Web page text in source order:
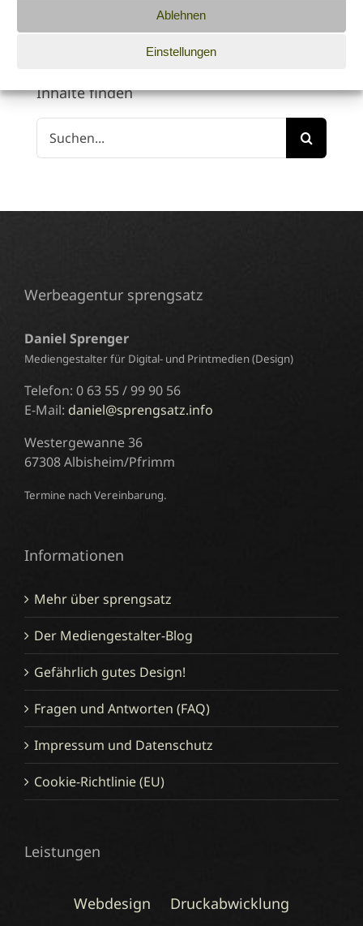
Ablehnen
Einstellungen
Inhalte finden
Suche
nach:
Werbeagentur sprengsatz
Daniel Sprenger
Mediengestalter für Digital- und Printmedien (Design)
Telefon: 0 63 55 / 99 90 56
E-Mail: daniel@sprengsatz.info
Westergewanne 36
67308 Albisheim/Pfrimm
Termine nach Vereinbarung.
Informationen
Mehr über sprengsatz
Der Mediengestalter-Blog
Gefährlich gutes Design!
Fragen und Antworten (FAQ)
Impressum und Datenschutz
Cookie-Richtlinie (EU)
Leistungen
Webdesign
Druckabwicklung